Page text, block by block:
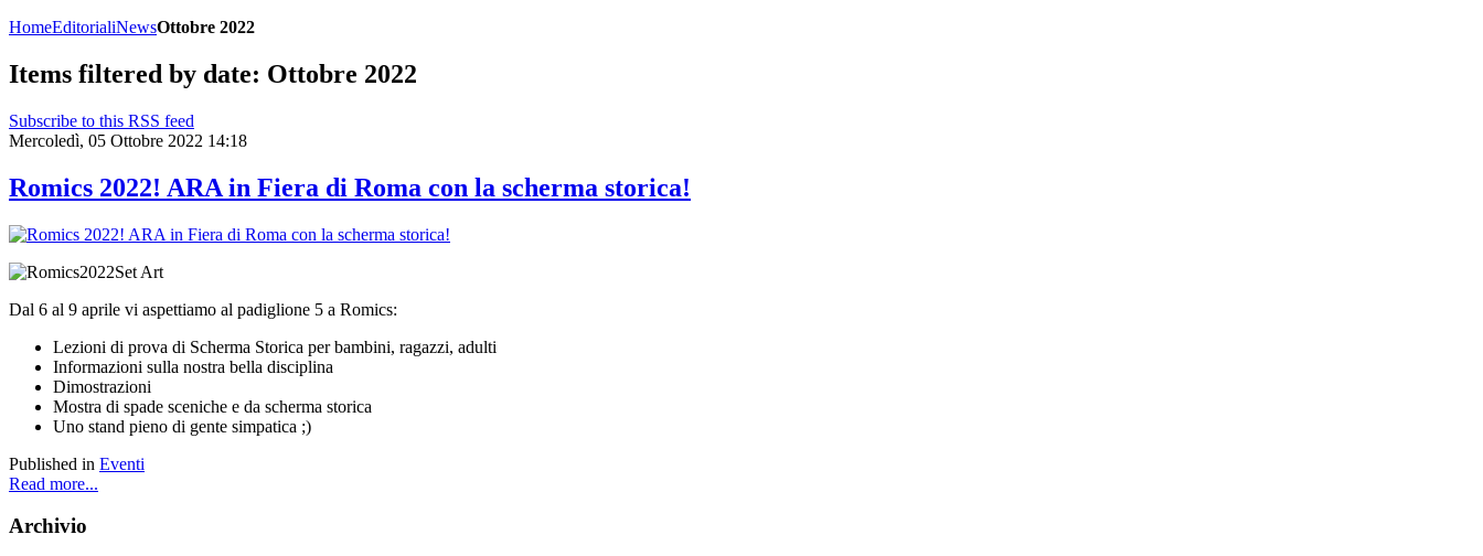
HomeEditorialiNewsOttobre 2022
Items filtered by date: Ottobre 2022
Subscribe to this RSS feed
Mercoledì, 05 Ottobre 2022 14:18
Romics 2022! ARA in Fiera di Roma con la scherma storica!
Dal 6 al 9 aprile vi aspettiamo al padiglione 5 a Romics:
Lezioni di prova di Scherma Storica per bambini, ragazzi, adulti
Informazioni sulla nostra bella disciplina
Dimostrazioni
Mostra di spade sceniche e da scherma storica
Uno stand pieno di gente simpatica ;)
Published in Eventi
Read more...
Archivio